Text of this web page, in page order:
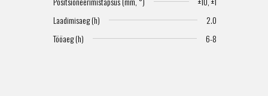
Laadimisaeg (h)
2.0
Tööaeg (h)
6-8